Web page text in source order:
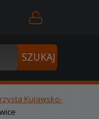
Kujawsko-